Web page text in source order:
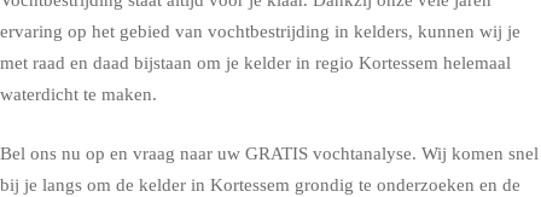
ervaring op het gebied van vochtbestrijding in kelders, kunnen wij je
met raad en daad bijstaan om je kelder in regio Kortessem helemaal
waterdicht te maken.
Bel ons nu op en vraag naar uw GRATIS vochtanalyse. Wij komen snel
bij je langs om de kelder in Kortessem grondig te onderzoeken en de